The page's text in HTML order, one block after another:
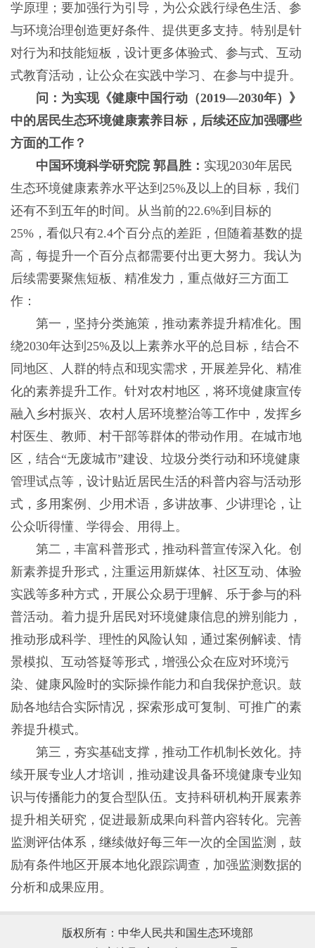
学原理；要加强行为引导，为公众践行绿色生活、参
与环境治理创造更好条件、提供更多支持。特别是针
对行为和技能短板，设计更多体验式、参与式、互动
式教育活动，让公众在实践中学习、在参与中提升。
问：为实现《健康中国行动（2019—2030年）》
中的居民生态环境健康素养目标，后续还应加强哪些
方面的工作？
中国环境科学研究院 郭昌胜： 实现2030年居民
生态环境健康素养水平达到25%及以上的目标，我们
还有不到五年的时间。从当前的22.6%到目标的
25%，看似只有2.4个百分点的差距，但随着基数的提
高，每提升一个百分点都需要付出更大努力。我认为
后续需要聚焦短板、精准发力，重点做好三方面工
作：
第一，坚持分类施策，推动素养提升精准化。围
绕2030年达到25%及以上素养水平的总目标，结合不
同地区、人群的特点和现实需求，开展差异化、精准
化的素养提升工作。针对农村地区，将环境健康宣传
融入乡村振兴、农村人居环境整治等工作中，发挥乡
村医生、教师、村干部等群体的带动作用。在城市地
区，结合“无废城市”建设、垃圾分类行动和环境健康
管理试点等，设计贴近居民生活的科普内容与活动形
式，多用案例、少用术语，多讲故事、少讲理论，让
公众听得懂、学得会、用得上。
第二，丰富科普形式，推动科普宣传深入化。创
新素养提升形式，注重运用新媒体、社区互动、体验
实践等多种方式，开展公众易于理解、乐于参与的科
普活动。着力提升居民对环境健康信息的辨别能力，
推动形成科学、理性的风险认知，通过案例解读、情
景模拟、互动答疑等形式，增强公众在应对环境污
染、健康风险时的实际操作能力和自我保护意识。鼓
励各地结合实际情况，探索形成可复制、可推广的素
养提升模式。
第三，夯实基础支撑，推动工作机制长效化。持
续开展专业人才培训，推动建设具备环境健康专业知
识与传播能力的复合型队伍。支持科研机构开展素养
提升相关研究，促进最新成果向科普内容转化。完善
监测评估体系，继续做好每三年一次的全国监测，鼓
励有条件地区开展本地化跟踪调查，加强监测数据的
分析和成果应用。
版权所有：中华人民共和国生态环境部